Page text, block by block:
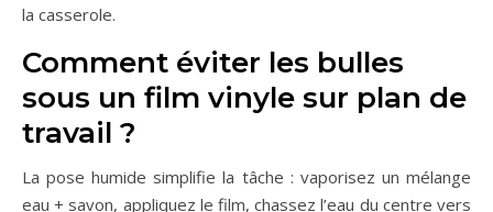
la casserole.
Comment éviter les bulles
sous un film vinyle sur plan de
travail ?
La pose humide simplifie la tâche : vaporisez un mélange
eau + savon, appliquez le film, chassez l’eau du centre vers